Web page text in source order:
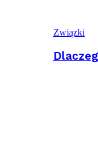
Związki